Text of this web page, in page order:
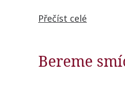
Přečíst celé
Bereme